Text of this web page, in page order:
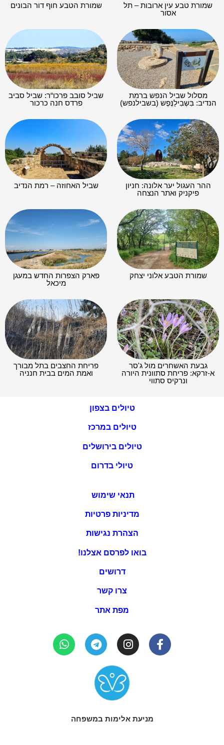
שמורת טבע עין ארובות – תל
אסור
שמורת הטבע חוף דור הבונים
מסלול שביל הנפש ברמת
הנדיב: בִּשְבִילַנֶּפֶש (בשבילנפש)
שביל סובב פרכו“ר: שביל סביב
פרדס חנה כרכור
ההר העגול יער אלונה: חניון
פיקניק ואתר הנצחה
שביל האחוזה – רמת הנדיב
שמורת הטבע אלוני יצחק
פארק הצפרות החדש במעגן
מיכאל
גבעת האשחרים מול ג'סר
א-זרקא: פריחת סתוונית היורה
ונרקיס סתווי
פריחת החצבים בתל מבורך
ואמת המים בבית חנניה
טיולים בצפון
טיולים במרכז
טיולים בירושלים
טיולי בדרום
תנאי שימוש
מדיניות פרטיות
הצהרת נגישות
בואו לפרסם אצלנו!
דרושים
צרו קשר
מפת אתר
מניעת אלימות במשפחה